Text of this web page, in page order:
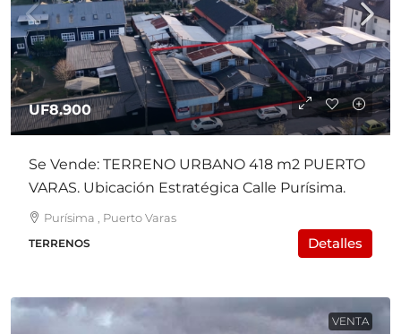
UF8.900
Se Vende: TERRENO URBANO 418 m2 PUERTO
VARAS. Ubicación Estratégica Calle Purísima.
Purísima , Puerto Varas
TERRENOS Detalles
VENTA